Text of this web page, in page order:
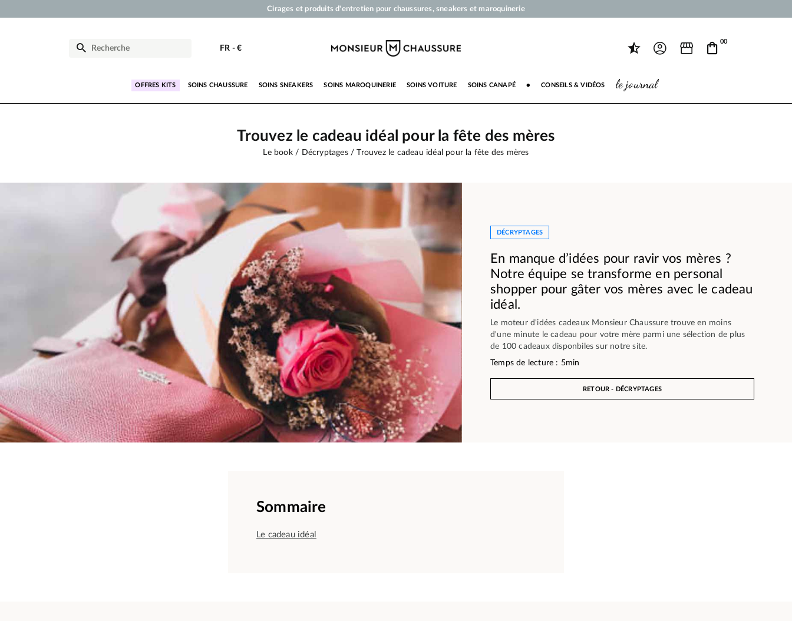
Cirages et produits d'entretien pour chaussures, sneakers et maroquinerie
Paiement en 3x 4x par carte bancaire dès 50 €
FR - €
00
OFFRES KITS SOINS CHAUSSURE SOINS SNEAKERS SOINS MAROQUINERIE SOINS VOITURE SOINS CANAPÉ ● CONSEILS & VIDÉOS le journal
Trouvez le cadeau idéal pour la fête des mères
Le book Décryptages Trouvez le cadeau idéal pour la fête des mères
DÉCRYPTAGES
En manque d’idées pour ravir vos mères ?
Notre équipe se transforme en personal
shopper pour gâter vos mères avec le cadeau
idéal.
Le moteur d'idées cadeaux Monsieur Chaussure trouve en moins
d'une minute le cadeau pour votre mère parmi une sélection de plus
de 100 cadeaux disponbiles sur notre site.
Temps de lecture : 5min
RETOUR - DÉCRYPTAGES
Sommaire
Le cadeau idéal